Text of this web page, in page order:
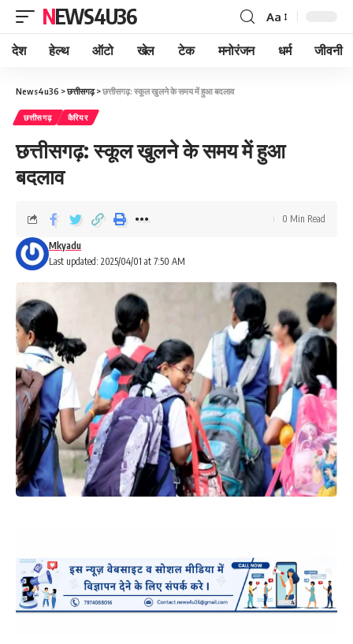
NEWS4U36 Aa
देश हेल्थ ऑटो खेल टेक मनोरंजन धर्म जीवनी
News4u36 >छत्तीसगढ़>छत्तीसगढ़: स्कूल खुलने के समय में हुआ बदलाव
छत्तीसगढ़ कैरियर
छत्तीसगढ़: स्कूल खुलने के समय में हुआ
बदलाव
Last updated: 2025/04/01 at 7:50 AM
Mkyadu
0 Min Read